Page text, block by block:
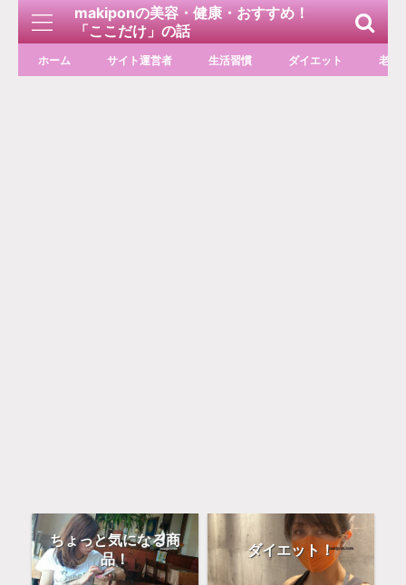
makiponの美容・健康・おすすめ！
「ここだけ」の話
ホーム サイト運営者 生活習慣 ダイエット 老化
ちょっと気になる商
品！
ダイエット！